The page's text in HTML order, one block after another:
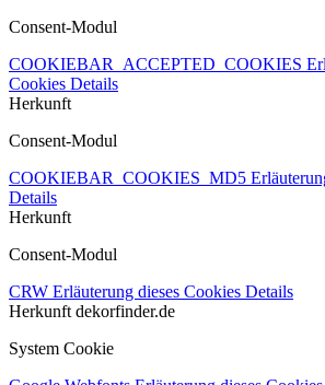
Consent-Modul
COOKIEBAR_ACCEPTED_COOKIES
Cookies Details
Herkunft
Consent-Modul
COOKIEBAR_COOKIES_MD5
Details
Herkunft
Consent-Modul
CRW Erläuterung dieses Cookies Details
Herkunft dekorfinder.de
System Cookie